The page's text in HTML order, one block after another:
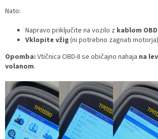
Nato:
Napravo priključite na vozilo z kablom
Vklopite vžig(ni potrebno zagnati
Opomba: Vtičnica OBD-II se običajno nahaja na
volanom.